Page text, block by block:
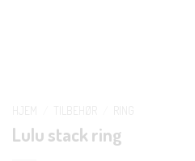
Lulu stack ring